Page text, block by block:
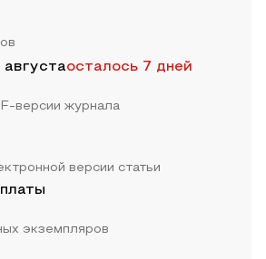
августаосталось 7 дней
версии журнала
версии статьи
экземпляров